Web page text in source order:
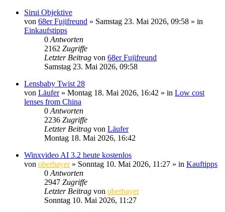
Sirui Objektive
von 68er Fujifreund » Samstag 23. Mai 2026, 09:58 » in
Einkaufstipps
0 Antworten
2162 Zugriffe
Letzter Beitrag von 68er Fujifreund
Samstag 23. Mai 2026, 09:58
Lensbaby Twist 28
von Läufer» Montag 18. Mai 2026, 16:42 » in Low cost
lenses from China
0 Antworten
2236 Zugriffe
Letzter Beitrag von Läufer
Montag 18. Mai 2026, 16:42
Winxvideo AI 3.2 heute kostenlos
von oberbayer» Sonntag 10. Mai 2026, 11:27 » in Kauftipps
0 Antworten
2947 Zugriffe
Letzter Beitrag von oberbayer
Sonntag 10. Mai 2026, 11:27